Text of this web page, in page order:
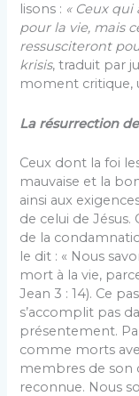
lisons : « Ceux
pour la vie, mais
ressusciteront
krisis, traduit par
moment critique,
La résurrection de
Ceux dont la foi
mauvaise et la
ainsi aux
de celui de Jésus.
de la
le dit : « Nous
mort à la vie,
Jean 3 : 14). Ce
s’accomplit pas
présentement.
comme morts
membres de son
reconnue. Nous